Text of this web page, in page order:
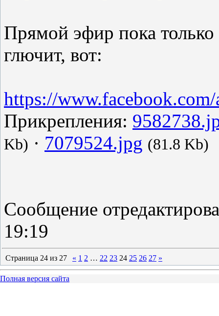
Прямой эфир пока только
глючит, вот:
https://
Прикрепления:
Kb) · 7079524.jpg (81.8 Kb)
Сообщение
19:19
Страница 24 из 27 « 1 2 … 22 23 24 25 26 27 »
Полная версия сайта